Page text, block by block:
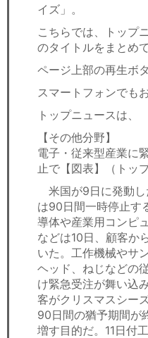
ＩＴ
飲食店情報
イズ」。
こちらでは、トップ
のタイトルをまとめ
ページ上部の再生ボ
スマートフォンでも
トップニュースは、
【その他分野】
電子・従来型産業に
止で【図表】（トッ
米国が9日に発動し
は90日間一時停止す
導体や産業用コンピ
などは10日、顧客か
いた。工作機械やサ
ヘッド、ねじなどの
け緊急受注が舞い込
客がクリスマスシー
90日間の猶予期間が
増す目的だ。11日付